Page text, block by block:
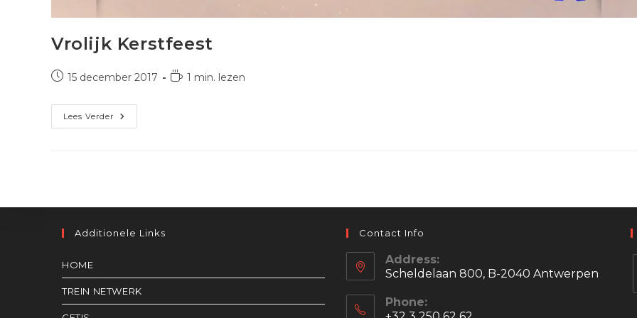
Vrolijk Kerstfeest
Bericht
op:
15 december 2017 Leestijd:
1 min. lezen
Lees Verder Vrolijk
Kerstfeest
Additionele Links
HOME
TREIN NETWERK
Contact Info
Address:
Scheldelaan 800, B-2040 Antwerpen
Phone: